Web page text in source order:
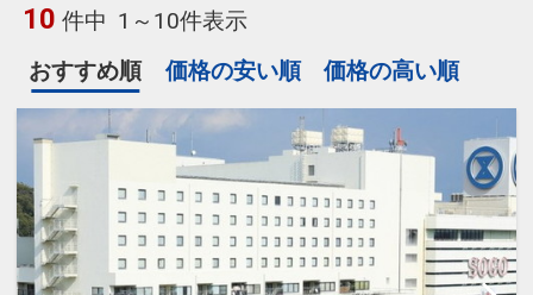
10 件中 1～10件表示
おすすめ順
価格の安い順 価格の高い順